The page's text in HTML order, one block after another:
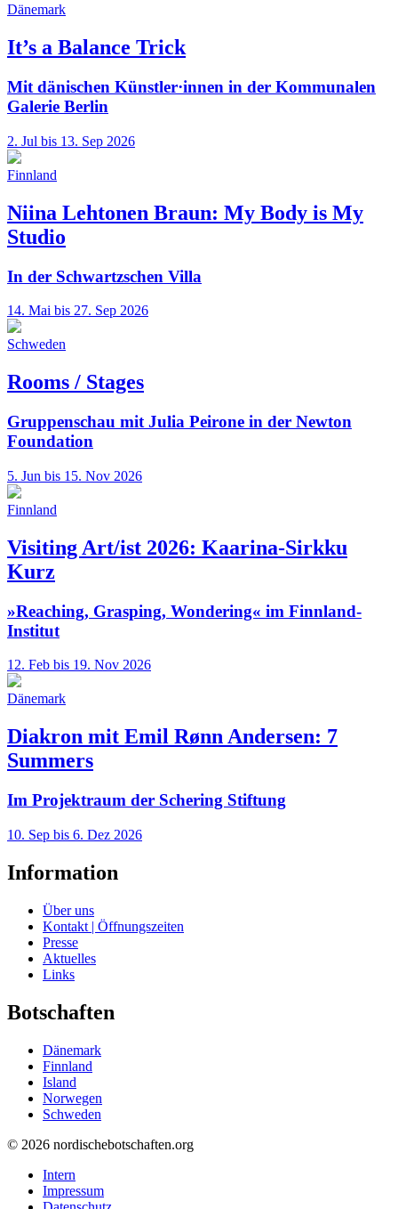
Dänemark
It’s a Balance Trick
Mit dänischen Künstler·innen in der Kommunalen
Galerie Berlin
2. Jul bis 13. Sep 2026
Finnland
Niina Lehtonen Braun: My Body is My
Studio
In der Schwartzschen Villa
14. Mai bis 27. Sep 2026
Schweden
Rooms / Stages
Gruppenschau mit Julia Peirone in der Newton
Foundation
5. Jun bis 15. Nov 2026
Finnland
Visiting Art/ist 2026: Kaarina-Sirkku
Kurz
»Reaching, Grasping, Wondering« im Finnland-
Institut
12. Feb bis 19. Nov 2026
Dänemark
Diakron mit Emil Rønn Andersen: 7
Summers
Im Projektraum der Schering Stiftung
10. Sep bis 6. Dez 2026
Information
Über uns
Kontakt | Öffnungszeiten
Presse
Aktuelles
Links
Botschaften
Dänemark
Finnland
Island
Norwegen
Schweden
© 2026 nordischebotschaften.org
Intern
Impressum